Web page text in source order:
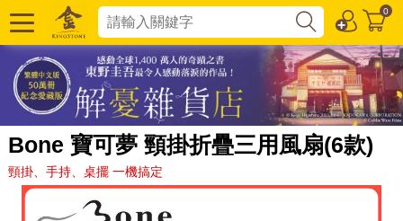
0
Bone 寶可夢 頸掛折疊三用風扇(6款)
頸掛、手持、桌擺 一機搞定